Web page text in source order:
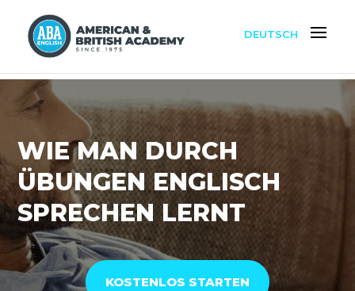
DEUTSCH
WIE MAN DURCH
ÜBUNGEN ENGLISCH
SPRECHEN LERNT
KOSTENLOS STARTEN